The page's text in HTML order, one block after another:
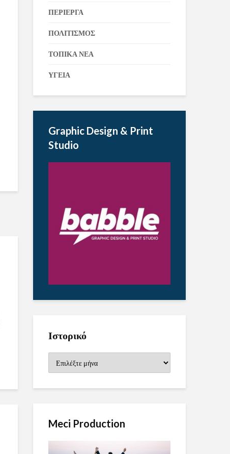
ΠΕΡΙΕΡΓΑ
ΠΟΛΙΤΙΣΜΟΣ
ΤΟΠΙΚΑ ΝΕΑ
ΥΓΕΙΑ
Graphic Design & Print
Studio
Ιστορικό
Meci Production